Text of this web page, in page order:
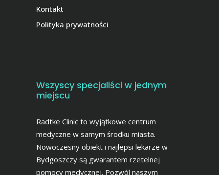
Kontakt
Polityka prywatności
Wszyscy specjaliści w jednym
miejscu
Radtke Clinic to wyjątkowe centrum
medyczne w samym środku miasta.
Nowoczesny obiekt i najlepsi lekarze w
Bydgoszczy są gwarantem rzetelnej
pomocy medycznej. Pozwól naszym